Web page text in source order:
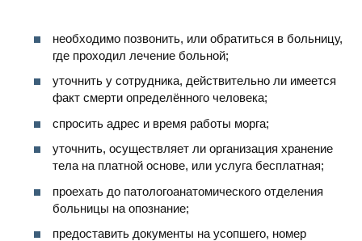
необходимо позвонить, или обратиться в больницу,
где проходил лечение больной;
уточнить у сотрудника, действительно ли имеется
факт смерти определённого человека;
спросить адрес и время работы морга;
уточнить, осуществляет ли организация хранение
тела на платной основе, или услуга бесплатная;
проехать до патологоанатомического отделения
больницы на опознание;
предоставить документы на усопшего, номер